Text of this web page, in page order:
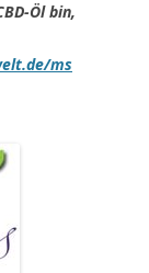
Öl bin,
ms